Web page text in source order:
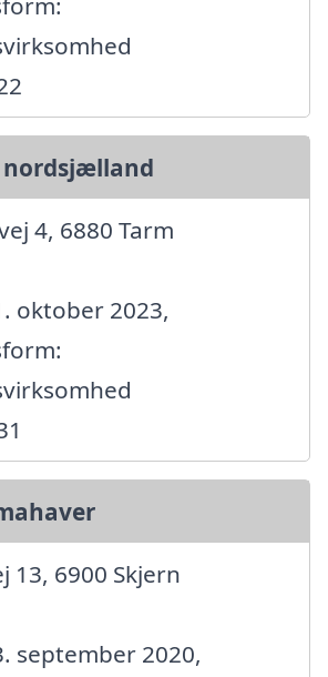
nordsjælland
4, 6880 Tarm
oktober 2023,
13, 6900 Skjern
september 2020,